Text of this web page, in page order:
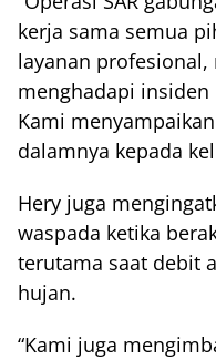
kerja sama semua
layanan
menghadapi
Kami
dalamnya kepada
Hery juga
waspada ketika
terutama saat debit
hujan.
“Kami juga